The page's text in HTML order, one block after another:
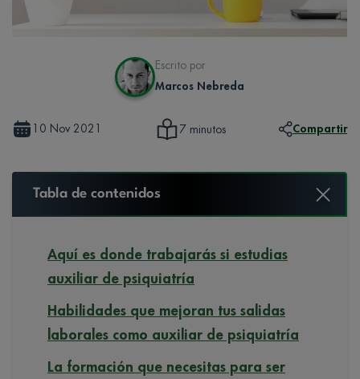
Escrito por
Marcos Nebreda
10 Nov 2021 7 minutos Compartir
Tabla de contenidos
Aquí es donde trabajarás si estudias
auxiliar de psiquiatría
Habilidades que mejoran tus salidas
laborales como auxiliar de psiquiatría
La formación que necesitas para ser